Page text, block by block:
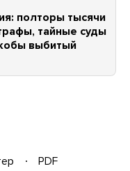
полторы тысячи
тайные суды
выбитый
PDF